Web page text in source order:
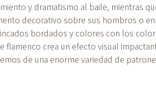
y dramatismo al baile, mientras
decorativo sobre sus hombros o
bordados y colores con los
flamenco crea un efecto visual
de una enorme variedad de